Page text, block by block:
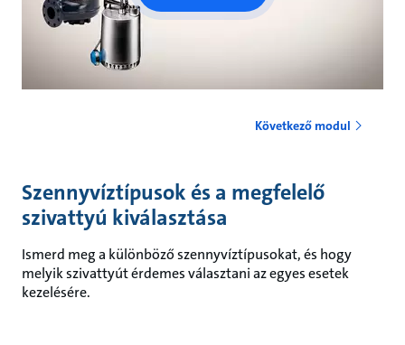
Következő modul
Szennyvíztípusok és a megfelelő
szivattyú kiválasztása
Ismerd meg a különböző szennyvíztípusokat, és hogy
melyik szivattyút érdemes választani az egyes esetek
kezelésére.